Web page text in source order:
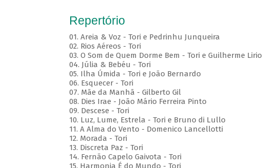
Repertório
01. Areia & Voz - Tori e Pedrinhu Junqueira
02. ⁠Rios Aéreos - Tori
03. O Som de Quem Dorme Bem - Tori e Guilherme Lirio
04. Júlia & Bebéu - Tori
05. Ilha Úmida - Tori e João Bernardo
06. Esquecer - Tori
07. Mãe da Manhã - Gilberto Gil
08. Dies Irae - João Mário Ferreira Pinto
09. Descese - Tori
10. Luz, Lume, Estrela - Tori e Bruno di Lullo
11. A Alma do Vento - Domenico Lancellotti
12. Morada - Tori
13. Discreta Paz - Tori
14. Fernão Capelo Gaivota - Tori